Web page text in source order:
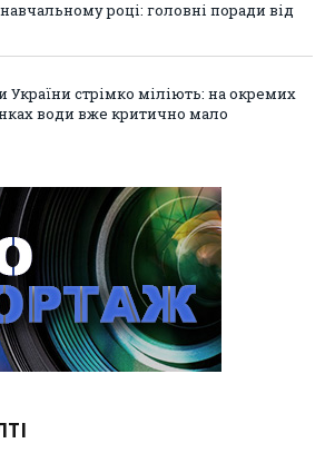
році: головні поради від
України стрімко міліють: на окремих
води вже критично мало